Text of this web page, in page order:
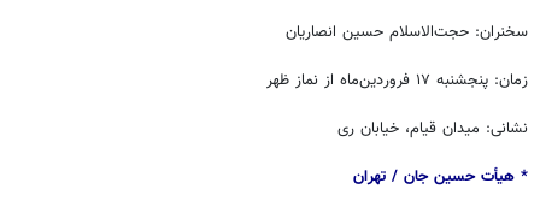
سخنران: حجت‌الاسلام حسین انصاریان
زمان: پنجشنبه ۱۷ فروردین‌ماه از نماز ظهر
نشانی: میدان قیام، خیابان ری
* هیأت حسین جان / ‏‬تهران